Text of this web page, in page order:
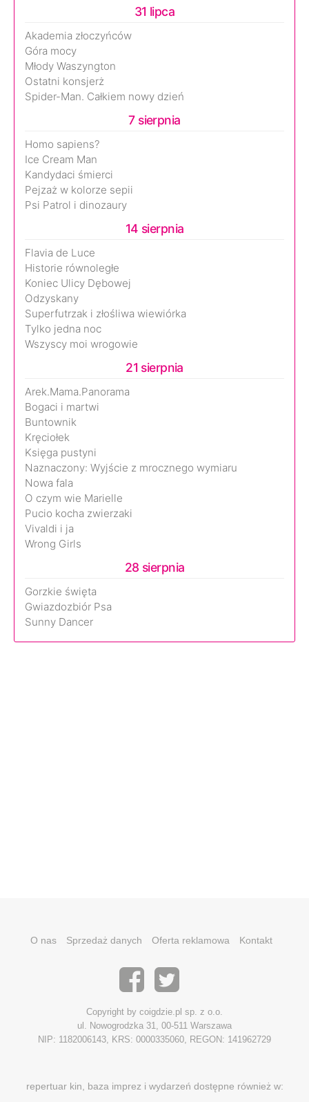
31 lipca
Akademia złoczyńców
Góra mocy
Młody Waszyngton
Ostatni konsjerż
Spider-Man. Całkiem nowy dzień
7 sierpnia
Homo sapiens?
Ice Cream Man
Kandydaci śmierci
Pejzaż w kolorze sepii
Psi Patrol i dinozaury
14 sierpnia
Flavia de Luce
Historie równoległe
Koniec Ulicy Dębowej
Odzyskany
Superfutrzak i złośliwa wiewiórka
Tylko jedna noc
Wszyscy moi wrogowie
21 sierpnia
Arek.Mama.Panorama
Bogaci i martwi
Buntownik
Kręciołek
Księga pustyni
Naznaczony: Wyjście z mrocznego wymiaru
Nowa fala
O czym wie Marielle
Pucio kocha zwierzaki
Vivaldi i ja
Wrong Girls
28 sierpnia
Gorzkie święta
Gwiazdozbiór Psa
Sunny Dancer
O nas Sprzedaż danych Oferta reklamowa Kontakt
Copyright by coigdzie.pl sp. z o.o.
ul. Nowogrodzka 31, 00-511 Warszawa
NIP: 1182006143, KRS: 0000335060, REGON: 141962729
repertuar kin, baza imprez i wydarzeń dostępne również w: